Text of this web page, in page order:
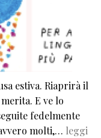
estiva. Riaprirà il
E ve lo
fedelmente
molti,… leggi